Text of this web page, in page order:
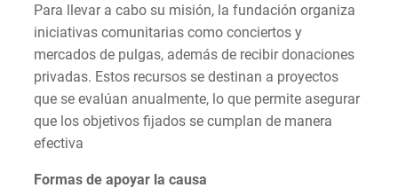
Para llevar a cabo su misión, la fundación organiza
iniciativas comunitarias como conciertos y
mercados de pulgas, además de recibir donaciones
privadas. Estos recursos se destinan a proyectos
que se evalúan anualmente, lo que permite asegurar
que los objetivos fijados se cumplan de manera
efectiva
Formas de apoyar la causa